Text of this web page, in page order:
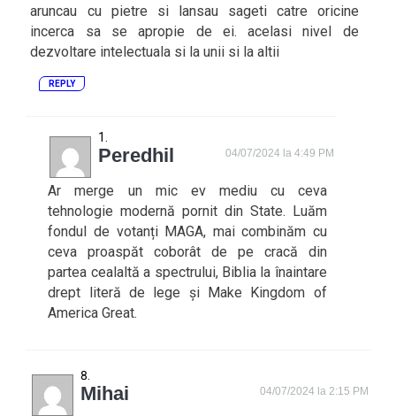
aruncau cu pietre si lansau sageti catre oricine
incerca sa se apropie de ei. acelasi nivel de
dezvoltare intelectuala si la unii si la altii
REPLY
Peredhil 04/07/2024 la 4:49 PM
Ar merge un mic ev mediu cu ceva
tehnologie modernă pornit din State. Luăm
fondul de votanți MAGA, mai combinăm cu
ceva proaspăt coborât de pe cracă din
partea cealaltă a spectrului, Biblia la înaintare
drept literă de lege și Make Kingdom of
America Great.
Mihai 04/07/2024 la 2:15 PM